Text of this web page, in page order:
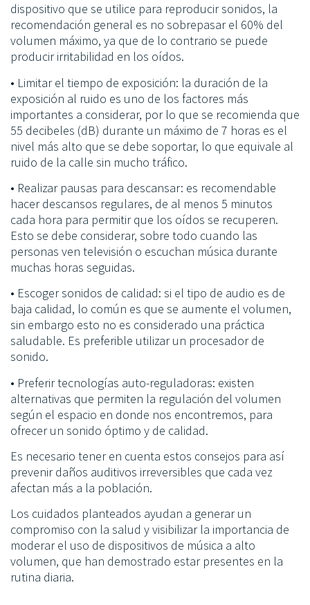
dispositivo que se utilice para reproducir sonidos, la
recomendación general es no sobrepasar el 60% del
volumen máximo, ya que de lo contrario se puede
producir irritabilidad en los oídos.
• Limitar el tiempo de exposición: la duración de la
exposición al ruido es uno de los factores más
importantes a considerar, por lo que se recomienda que
55 decibeles (dB) durante un máximo de 7 horas es el
nivel más alto que se debe soportar, lo que equivale al
ruido de la calle sin mucho tráfico.
• Realizar pausas para descansar: es recomendable
hacer descansos regulares, de al menos 5 minutos
cada hora para permitir que los oídos se recuperen.
Esto se debe considerar, sobre todo cuando las
personas ven televisión o escuchan música durante
muchas horas seguidas.
• Escoger sonidos de calidad: si el tipo de audio es de
baja calidad, lo común es que se aumente el volumen,
sin embargo esto no es considerado una práctica
saludable. Es preferible utilizar un procesador de
sonido.
• Preferir tecnologías auto-reguladoras: existen
alternativas que permiten la regulación del volumen
según el espacio en donde nos encontremos, para
ofrecer un sonido óptimo y de calidad.
Es necesario tener en cuenta estos consejos para así
prevenir daños auditivos irreversibles que cada vez
afectan más a la población.
Los cuidados planteados ayudan a generar un
compromiso con la salud y visibilizar la importancia de
moderar el uso de dispositivos de música a alto
volumen, que han demostrado estar presentes en la
rutina diaria.